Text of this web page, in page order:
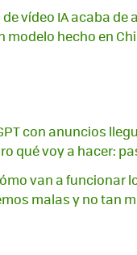
vídeo IA acaba de
modelo hecho en
con anuncios
qué voy a hacer:
van a funcionar
malas y no tan